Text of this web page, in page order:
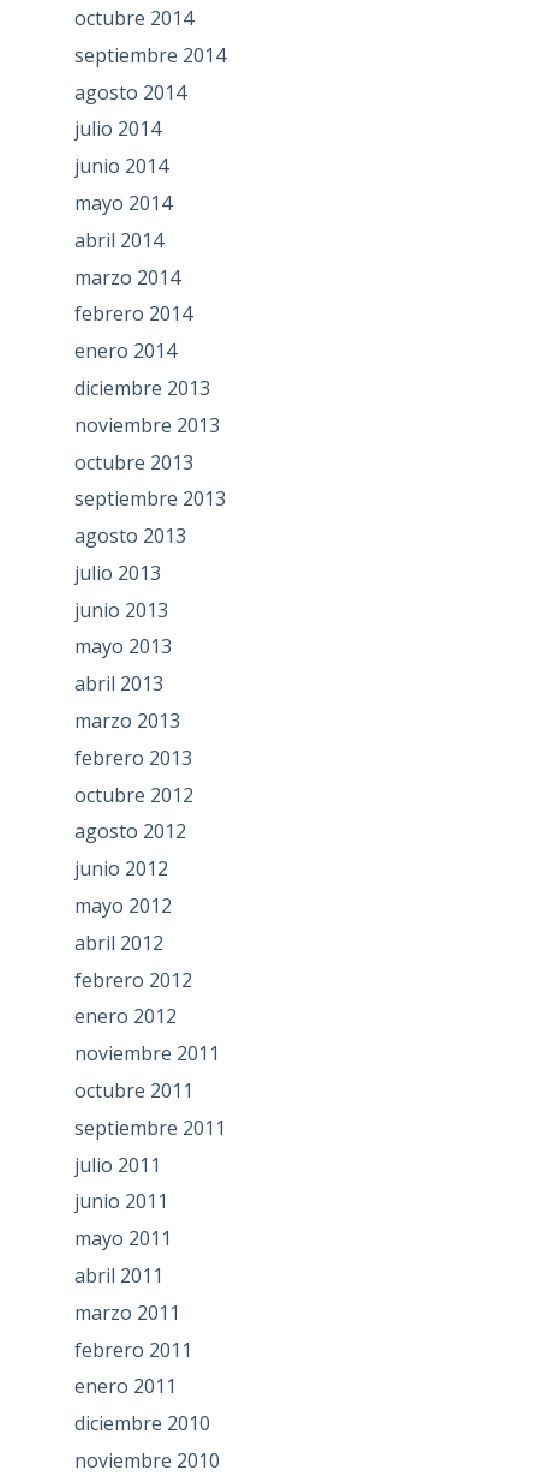
octubre 2014
septiembre 2014
agosto 2014
julio 2014
junio 2014
mayo 2014
abril 2014
marzo 2014
febrero 2014
enero 2014
diciembre 2013
noviembre 2013
octubre 2013
septiembre 2013
agosto 2013
julio 2013
junio 2013
mayo 2013
abril 2013
marzo 2013
febrero 2013
octubre 2012
agosto 2012
junio 2012
mayo 2012
abril 2012
febrero 2012
enero 2012
noviembre 2011
octubre 2011
septiembre 2011
julio 2011
junio 2011
mayo 2011
abril 2011
marzo 2011
febrero 2011
enero 2011
diciembre 2010
noviembre 2010